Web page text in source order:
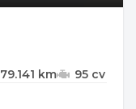
79.141 km
95 cv